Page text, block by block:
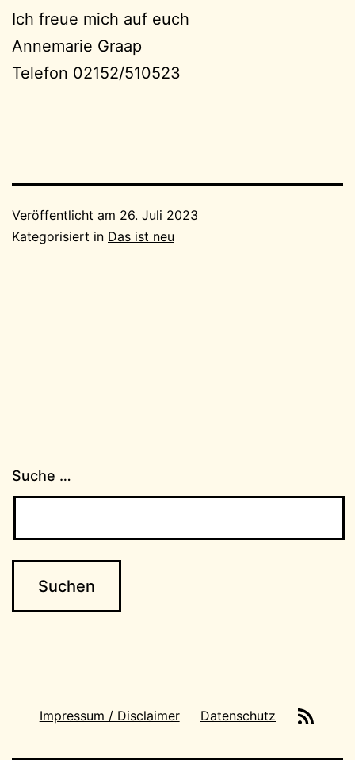
Ich freue mich auf euch
Annemarie Graap
Telefon 02152/510523
Veröffentlicht am 26. Juli 2023
Kategorisiert in Das ist neu
Suche …
Impressum / Disclaimer Datenschutz